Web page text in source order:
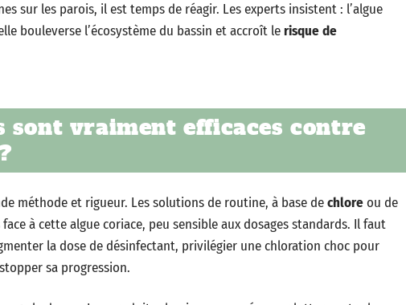
sur les parois, il est temps de réagir. Les experts insistent : l’algue
bouleverse l’écosystème du bassin et accroît lerisque de
sont vraiment efficaces contre
méthode et rigueur. Les solutions de routine, à base dechloreou de
à cette algue coriace, peu sensible aux dosages standards. Il faut
la dose de désinfectant, privilégier une chloration choc pour
sa progression.